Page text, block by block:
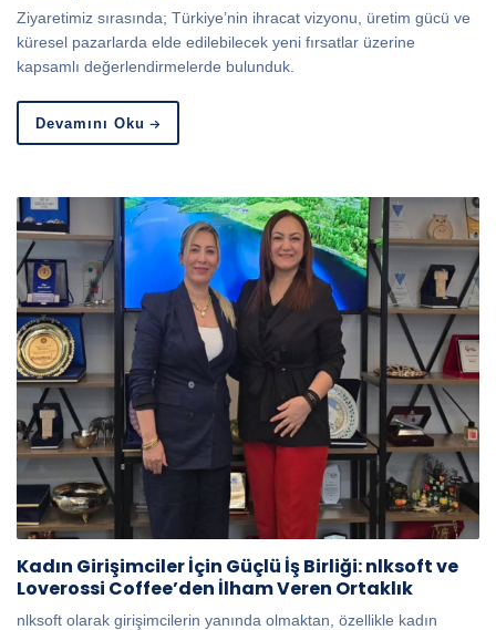
Ziyaretimiz sırasında; Türkiye’nin ihracat vizyonu, üretim gücü ve
küresel pazarlarda elde edilebilecek yeni fırsatlar üzerine
kapsamlı değerlendirmelerde bulunduk.
Devamını Oku
Kadın Girişimciler İçin Güçlü İş Birliği: nlksoft ve
Loverossi Coffee’den İlham Veren Ortaklık
nlksoft olarak girişimcilerin yanında olmaktan, özellikle kadın